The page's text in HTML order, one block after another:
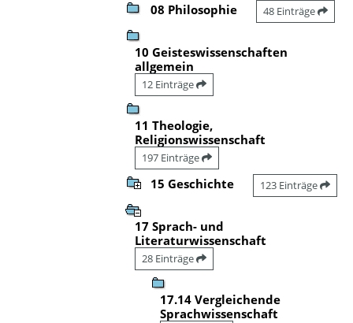
08 Philosophie 48 Einträge
10 Geisteswissenschaften
allgemein
12 Einträge
11 Theologie,
Religionswissenschaft
197 Einträge
15 Geschichte 123 Einträge
17 Sprach- und
Literaturwissenschaft
28 Einträge
17.14 Vergleichende
Sprachwissenschaft